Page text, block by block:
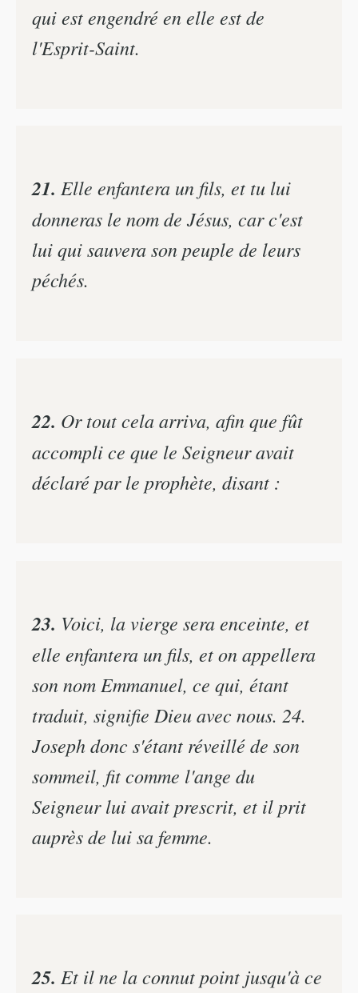
qui est engendré en elle est de
l'Esprit-Saint.
21. Elle enfantera un fils, et tu lui
donneras le nom de Jésus, car c'est
lui qui sauvera son peuple de leurs
péchés.
22. Or tout cela arriva, afin que fût
accompli ce que le Seigneur avait
déclaré par le prophète, disant :
23. Voici, la vierge sera enceinte, et
elle enfantera un fils, et on appellera
son nom Emmanuel, ce qui, étant
traduit, signifie Dieu avec nous. 24.
Joseph donc s'étant réveillé de son
sommeil, fit comme l'ange du
Seigneur lui avait prescrit, et il prit
auprès de lui sa femme.
25. Et il ne la connut point jusqu'à ce